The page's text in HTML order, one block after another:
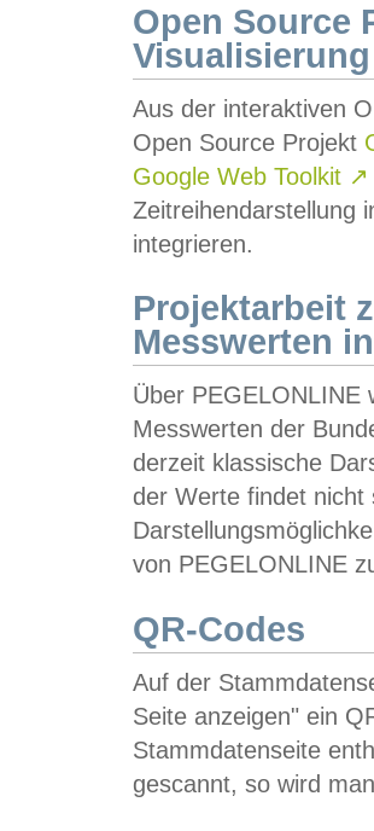
Open Source
Visualisierung
Aus der interaktiven
Open Source Projekt
Google Web Toolkit ↗
Zeitreihendarstellung
integrieren.
Projektarbeit
Messwerten
Über PEGELONLINE
Messwerten der
derzeit klassische
der Werte findet
von PEGELONLINE
QR-Codes
Auf der
Seite anzeigen" ein
Stammdatenseite
gescannt, so wird